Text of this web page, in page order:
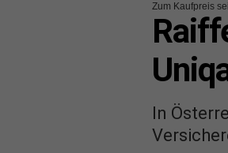
Zum Kaufpreis
In